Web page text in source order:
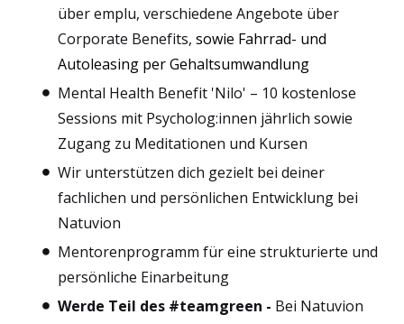
über emplu, verschiedene Angebote über
Corporate Benefits, sowie Fahrrad- und
Autoleasing per Gehaltsumwandlung
Mental Health Benefit 'Nilo' – 10 kostenlose
Sessions mit Psycholog:innen jährlich sowie
Zugang zu Meditationen und Kursen
Wir unterstützen dich gezielt bei deiner
fachlichen und persönlichen Entwicklung bei
Natuvion
Mentorenprogramm für eine strukturierte und
persönliche Einarbeitung
Werde Teil des #teamgreen - Bei Natuvion